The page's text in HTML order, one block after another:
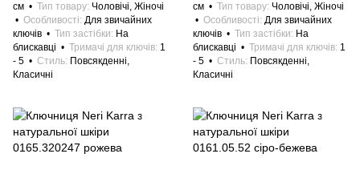
см
Тип товару Чоловічі, Жіночі
Особливості Для звичайних
ключів
Тип застібки
На
блискавці
Тримачі для ключів 1
- 5
Стиль Повсякденні,
Класичні
см
Тип товару Чоловічі, Жіночі
Особливості Для звичайних
ключів
Тип застібки
На
блискавці
Тримачі для ключів 1
- 5
Стиль Повсякденні,
Класичні